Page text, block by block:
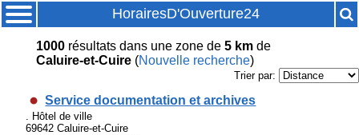
HorairesD'Ouverture24
1000résultatsdans une zone de 5 kmde
Caluire-et-Cuire(Nouvelle recherche)
Trier par:
Service documentation et archives
. Hôtel de ville
69642 Caluire-et-Cuire